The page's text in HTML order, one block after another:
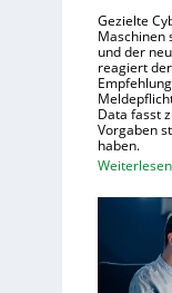
f
Gezielte
Maschinen
und der
reagiert
Data fasst
Vorgaben
haben.
Weiterlesen: